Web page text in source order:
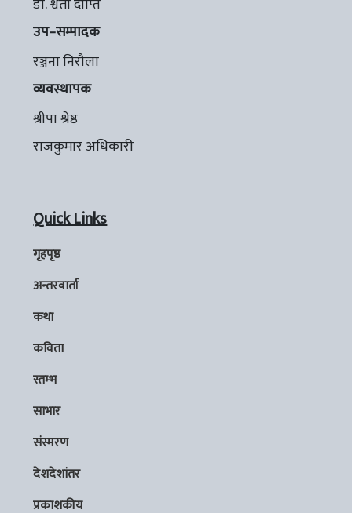
डा. श्वेता दीप्ति
उप–सम्पादक
रञ्जना निरौला
व्यवस्थापक
श्रीपा श्रेष्ठ
राजकुमार अधिकारी
Quick Links
गृहपृष्ठ
अन्तरवार्ता
कथा
कविता
स्तम्भ
साभार
संस्मरण
देशदेशांतर
प्रकाशकीय